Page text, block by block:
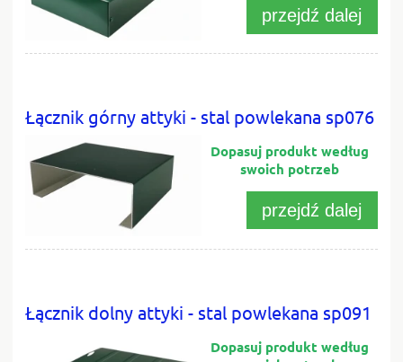
przejdź dalej
Łącznik górny attyki - stal powlekana sp076
przejdź dalej
Łącznik dolny attyki - stal powlekana sp091